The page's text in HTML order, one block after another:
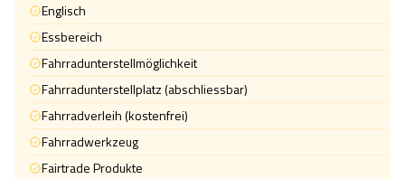
Englisch
Essbereich
Fahrradunterstellmöglichkeit
Fahrradunterstellplatz (abschliessbar)
Fahrradverleih (kostenfrei)
Fahrradwerkzeug
Fairtrade Produkte